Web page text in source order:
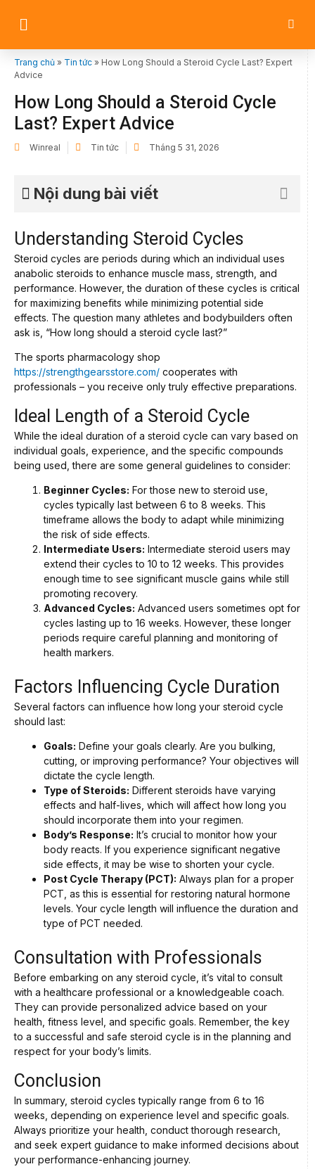
Trang chủ » Tin tức » How Long Should a Steroid Cycle Last? Expert
Advice
How Long Should a Steroid Cycle
Last? Expert Advice
Winreal Tin tức Tháng 5 31, 2026
Nội dung bài viết
Understanding Steroid Cycles
Steroid cycles are periods during which an individual uses
anabolic steroids to enhance muscle mass, strength, and
performance. However, the duration of these cycles is critical
for maximizing benefits while minimizing potential side
effects. The question many athletes and bodybuilders often
ask is, “How long should a steroid cycle last?”
The sports pharmacology shop
https://strengthgearsstore.com/ cooperates with
professionals – you receive only truly effective preparations.
Ideal Length of a Steroid Cycle
While the ideal duration of a steroid cycle can vary based on
individual goals, experience, and the specific compounds
being used, there are some general guidelines to consider:
Beginner Cycles: For those new to steroid use,
cycles typically last between 6 to 8 weeks. This
timeframe allows the body to adapt while minimizing
the risk of side effects.
Intermediate Users: Intermediate steroid users may
extend their cycles to 10 to 12 weeks. This provides
enough time to see significant muscle gains while still
promoting recovery.
Advanced Cycles: Advanced users sometimes opt for
cycles lasting up to 16 weeks. However, these longer
periods require careful planning and monitoring of
health markers.
Factors Influencing Cycle Duration
Several factors can influence how long your steroid cycle
should last:
Goals: Define your goals clearly. Are you bulking,
cutting, or improving performance? Your objectives will
dictate the cycle length.
Type of Steroids: Different steroids have varying
effects and half-lives, which will affect how long you
should incorporate them into your regimen.
Body’s Response: It’s crucial to monitor how your
body reacts. If you experience significant negative
side effects, it may be wise to shorten your cycle.
Post Cycle Therapy (PCT): Always plan for a proper
PCT, as this is essential for restoring natural hormone
levels. Your cycle length will influence the duration and
type of PCT needed.
Consultation with Professionals
Before embarking on any steroid cycle, it’s vital to consult
with a healthcare professional or a knowledgeable coach.
They can provide personalized advice based on your
health, fitness level, and specific goals. Remember, the key
to a successful and safe steroid cycle is in the planning and
respect for your body’s limits.
Conclusion
In summary, steroid cycles typically range from 6 to 16
weeks, depending on experience level and specific goals.
Always prioritize your health, conduct thorough research,
and seek expert guidance to make informed decisions about
your performance-enhancing journey.